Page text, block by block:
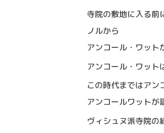
寺院の敷地に入る前
ノルから
アンコール・ワット
アンコール・ワット
この時代まではアン
アンコールワットが
ヴィシュヌ派寺院の